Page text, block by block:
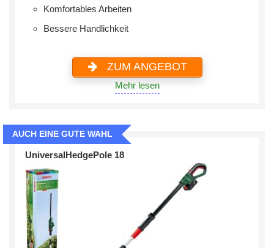
Komfortables Arbeiten
Bessere Handlichkeit
ZUM ANGEBOT
Mehr lesen
AUCH EINE GUTE WAHL
UniversalHedgePole 18